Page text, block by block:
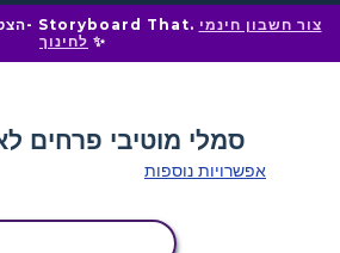
הצטרפו למיליוני מחנכים ב- Storyboard That. צור חשבון חינמי
לחינוך ✨
אפשרויות נוספות